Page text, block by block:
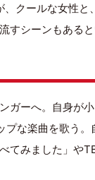
クールな女性と
すシーンもあると
ガーへ。自身が
な楽曲を歌う
てみました」や